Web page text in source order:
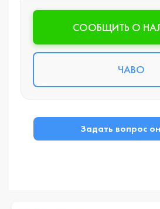
CООБЩИТЬ О
ЧАВО
Задать вопрос